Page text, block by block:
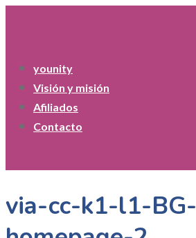
younity
Visión y misión
Afiliados
Contacto
via-cc-k1-l1-BG-